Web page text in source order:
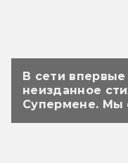
В сети
неизданное
Супермене. Мы